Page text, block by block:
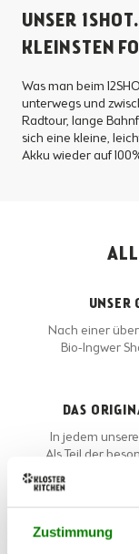
Zustimmung
UNSER
KLEINSTEN
Was man beim
unterwegs und
Radtour, lange
sich eine kleine,
Akku wieder auf
UNSER
Nach einer
Bio-Ingwer
DAS
In jedem
Als Teil der
zu
Es gibt viele